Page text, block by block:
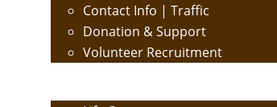
Contact Info | Traffic
Donation & Support
Volunteer Recruitment